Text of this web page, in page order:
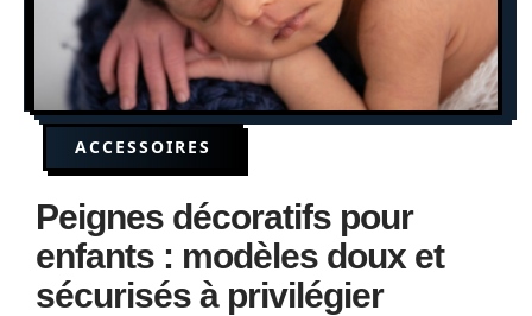
ACCESSOIRES
Peignes décoratifs pour
enfants : modèles doux et
sécurisés à privilégier